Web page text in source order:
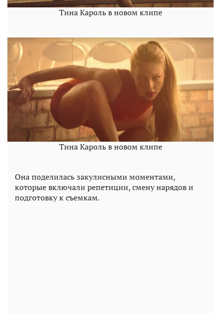
Тина Кароль в новом клипе
Тина Кароль в новом клипе
Она поделилась закулисными моментами,
которые включали репетиции, смену нарядов и
подготовку к съемкам.